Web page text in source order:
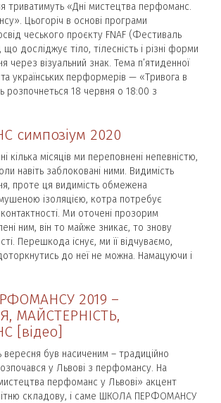
триватимуть «Дні мистецтва перфоманс.
Цьогоріч в основі програми
чеського проєкту FNAF (Фестиваль
досліджує тіло, тілесність і різні форми
через візуальний знак. Тема п’ятиденної
та українських перформерів — «Тривога в
розпочнеться 18 червня о 18:00 з
симпозіум 2020
кілька місяців ми переповнені непевністю,
навіть заблоковані ними. Видимість
проте ця видимість обмежена
ізоляцією, котра потребує
Ми оточені прозорим
ним, він то майже зникає, то знову
Перешкода існує, ми її відчуваємо,
до неї не можна. Намацуючи і
2019 –
МАЙСТЕРНІСТЬ,
[відео]
був насиченим – традиційно
у Львові з перфомансу. На
перфоманс у Львові» акцент
складову, і саме ШКОЛА ПЕРФОМАНСУ